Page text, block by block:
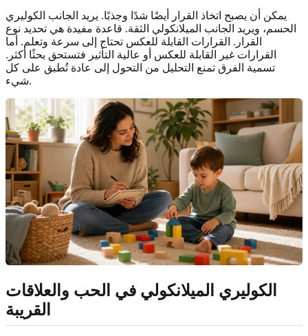
يمكن أن يصبح اتخاذ القرار أيضًا شدًا وجذبًا. يريد الجانب الكوليري
الحسم، ويريد الجانب الميلانكولي الثقة. قاعدة مفيدة هي تحديد نوع
القرار. القرارات القابلة للعكس تحتاج إلى سرعة وتعلم. أما
القرارات غير القابلة للعكس أو عالية التأثير فتستحق بحثًا أكثر.
تسمية الفرق تمنع التحليل من التحول إلى عادة تُطبق على كل
شيء.
الكوليري الميلانكولي في الحب والعلاقات
القريبة